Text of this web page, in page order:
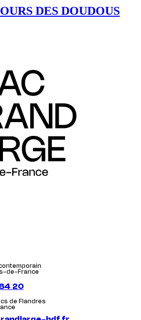
DES DOUDOUS
de-France
20
de Flandres